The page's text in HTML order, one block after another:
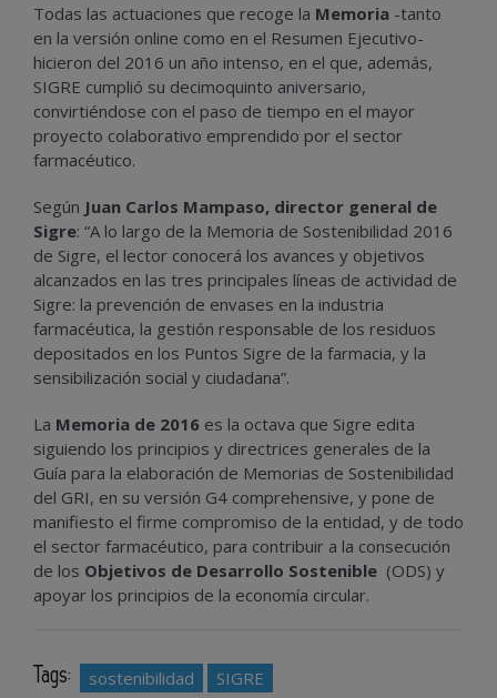
Todas las actuaciones que recoge la Memoria -tanto
en la versión online como en el Resumen Ejecutivo-
hicieron del 2016 un año intenso, en el que, además,
SIGRE cumplió su decimoquinto aniversario,
convirtiéndose con el paso de tiempo en el mayor
proyecto colaborativo emprendido por el sector
farmacéutico.
Según Juan Carlos Mampaso, director general de
Sigre: “A lo largo de la Memoria de Sostenibilidad 2016
de Sigre, el lector conocerá los avances y objetivos
alcanzados en las tres principales líneas de actividad de
Sigre: la prevención de envases en la industria
farmacéutica, la gestión responsable de los residuos
depositados en los Puntos Sigre de la farmacia, y la
sensibilización social y ciudadana”.
La Memoria de 2016 es la octava que Sigre edita
siguiendo los principios y directrices generales de la
Guía para la elaboración de Memorias de Sostenibilidad
del GRI, en su versión G4 comprehensive, y pone de
manifiesto el firme compromiso de la entidad, y de todo
el sector farmacéutico, para contribuir a la consecución
de los Objetivos de Desarrollo Sostenible (ODS) y
apoyar los principios de la economía circular.
Tags: sostenibilidad SIGRE